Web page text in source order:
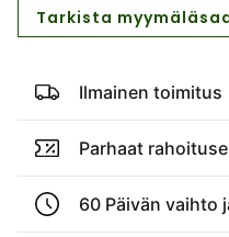
Tarkista
Ilmainen toimitus
Parhaat
60 Päivän vaihto